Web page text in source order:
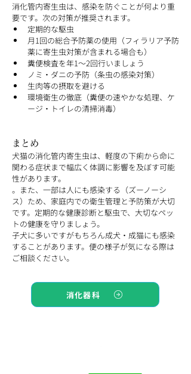
消化管内寄生虫は、感染を防ぐことが何より重
要です。次の対策が推奨されます。
定期的な駆虫
月1回の総合予防薬の使用（フィラリア予防
薬に寄生虫対策が含まれる場合も）
糞便検査を年1～2回行いましょう
ノミ・ダニの予防（条虫の感染対策）
生肉等の摂取を避ける
環境衛生の徹底（糞便の速やかな処理、ケ
ージ・トイレの清掃消毒）
まとめ
犬猫の消化管内寄生虫は、軽度の下痢から命に
関わる症状まで幅広く体調に影響を及ぼす可能
性があります。
。また、一部は人にも感染する（ズーノーシ
ス）ため、家庭内での衛生管理と予防策が大切
です。定期的な健康診断と駆虫で、大切なペッ
トの健康を守りましょう。
子犬に多いですがもちろん成犬・成猫にも感染
することがあります。便の様子が気になる際は
ご相談ください。
消化器科